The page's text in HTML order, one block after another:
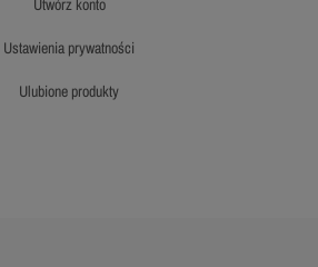
utwórz konto
ustawienia prywatności
ulubione produkty